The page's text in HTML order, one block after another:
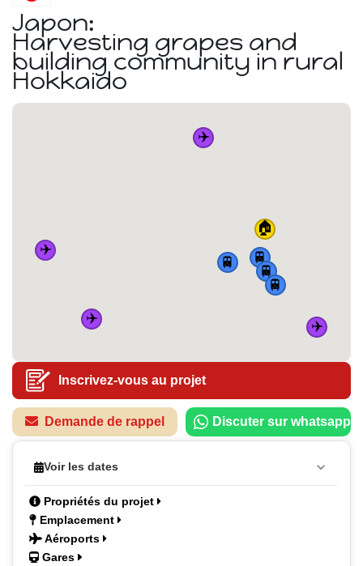
Japon:
Harvesting grapes and
building community in rural
Hokkaido
🏠
🚆
🚆
🚆
🚆
✈️
✈️
✈️
✈️
Inscrivez-vous au projet
Demande de rappel Discuter sur whatsapp
Voir les dates
Propriétés du projet
Emplacement
Aéroports
Gares